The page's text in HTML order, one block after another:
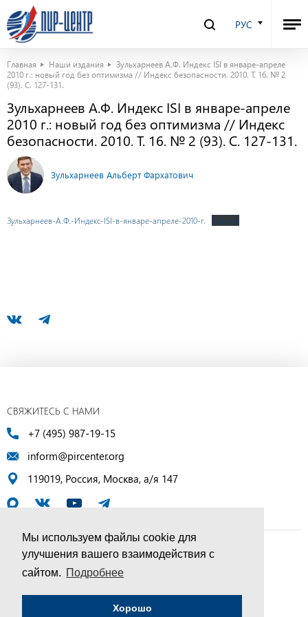
Мы используем файлы cookie для
улучшения вашего взаимодействия с
сайтом. Подробнее
Хорошо
РУС
Главная Наши издания
Зульхарнеев А.Ф. Индекс ISI в январе-апреле
2010 г.: новый год без оптимизма // Индекс безопасности. 2010. Т. 16. № 2
(93). С. 127-131.
Зульхарнеев А.Ф. Индекс ISI в январе-апреле
2010 г.: новый год без оптимизма // Индекс
безопасности. 2010. Т. 16. № 2 (93). С. 127-131.
Зульхарнеев Альберт Фархатович
Зульхарнеев-А.Ф.-Индекс-ISI-в-январе-апреле-2010-г. Скачать
СВЯЖИТЕСЬ С НАМИ
+7 (495) 987-19-15
inform@pircenter.org
119019, Россия, Москва, а/я 147
© ПИР-Центр, 1994–2025 | Все права защищены
Соглашение об обработке персональных данных